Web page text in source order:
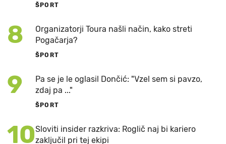
ŠPORT
8
Organizatorji Toura našli način, kako streti
Pogačarja?
ŠPORT
9
Pa se je le oglasil Dončić: "Vzel sem si pavzo,
zdaj pa ..."
ŠPORT
10Sloviti insider razkriva: Roglič naj bi kariero
zaključil pri tej ekipi